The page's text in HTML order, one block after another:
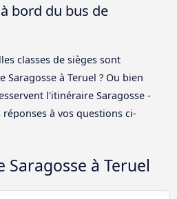
bord du bus de
classes de sièges sont
à Teruel ? Ou bien
l'itinéraire Saragosse -
à vos questions ci-
Saragosse à Teruel